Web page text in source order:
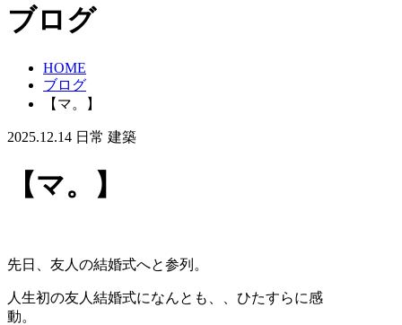
ブログ
HOME
ブログ
【マ。】
2025.12.14 日常 建築
【マ。】
先日、友人の結婚式へと参列。
人生初の友人結婚式になんとも、、ひたすらに感
動。